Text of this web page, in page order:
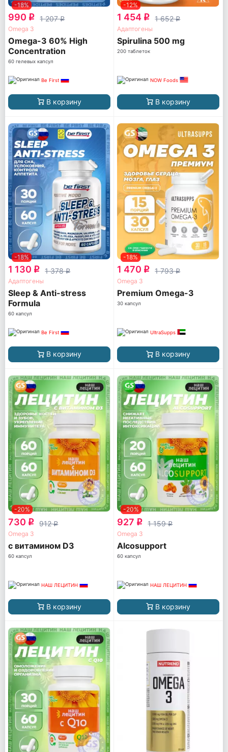
-18%
990 q 1 207q
Omega 3
Omega-3 60% High
Concentration
60 гелевых капсул
Be First
В корзину
-12%
1 454 q 1 652q
Адаптогены
Spirulina 500 mg
200 таблеток
NOW Foods
В корзину
-18%
1 130 q 1 378q
Адаптогены
Sleep & Anti-stress
Formula
60 капсул
Be First
В корзину
-18%
1 470 q 1 793q
Omega 3
Premium Omega-3
30 капсул
UltraSupps
В корзину
-20%
730 q 912q
Omega 3
с витамином D3
60 капсул
НАШ ЛЕЦИТИН
В корзину
-20%
927 q 1 159q
Omega 3
Alcosupport
60 капсул
НАШ ЛЕЦИТИН
В корзину